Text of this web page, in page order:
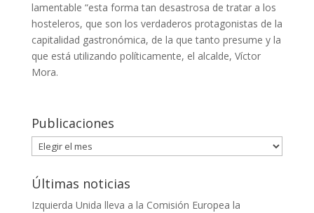
lamentable “esta forma tan desastrosa de tratar a los
hosteleros, que son los verdaderos protagonistas de la
capitalidad gastronómica, de la que tanto presume y la
que está utilizando políticamente, el alcalde, Víctor
Mora.
Publicaciones
Publicaciones
Últimas noticias
Izquierda Unida lleva a la Comisión Europea la